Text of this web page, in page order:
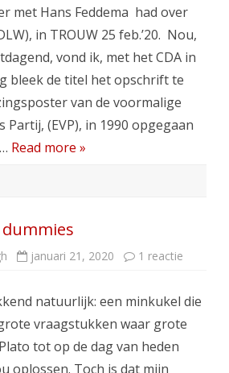
met Hans Feddema had over
in TROUW 25 feb.’20. Nou,
vond ik, met het CDA in
bleek de titel het opschrift te
van de voormalige
Partij, (EVP), in 1990 opgegaan
Read more »
dummies
januari 21, 2020 1 reactie
natuurlijk: een minkukel die
vraagstukken waar grote
tot op de dag van heden
oplossen. Toch is dat mijn